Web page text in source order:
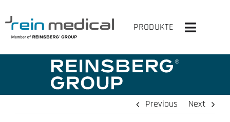
to
content
PRODUKTE
Toggle
HOME
SOLUTIONS
Previous Next